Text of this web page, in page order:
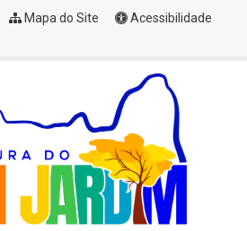
Mapa do Site
Acessibilidade